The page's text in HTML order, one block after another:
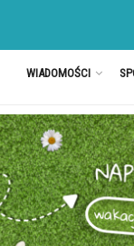
WIADOMOŚCI